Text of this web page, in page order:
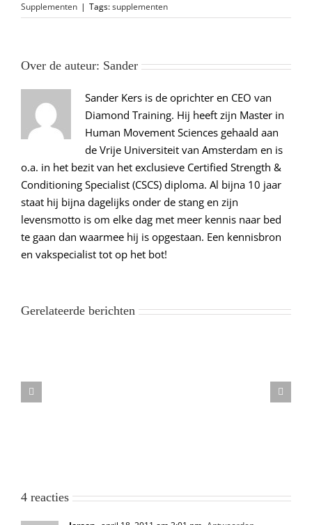
Supplementen | Tags:supplementen
Over de auteur: Sander
Sander Kers is de oprichter en CEO van
Diamond Training. Hij heeft zijn Master in
Human Movement Sciences gehaald aan
de Vrije Universiteit van Amsterdam en is
o.a. in het bezit van het exclusieve Certified Strength &
Conditioning Specialist (CSCS) diploma. Al bijna 10 jaar
staat hij bijna dagelijks onder de stang en zijn
levensmotto is om elke dag met meer kennis naar bed
te gaan dan waarmee hij is opgestaan. Een kennisbron
en vakspecialist tot op het bot!
Gerelateerde berichten
4 reacties